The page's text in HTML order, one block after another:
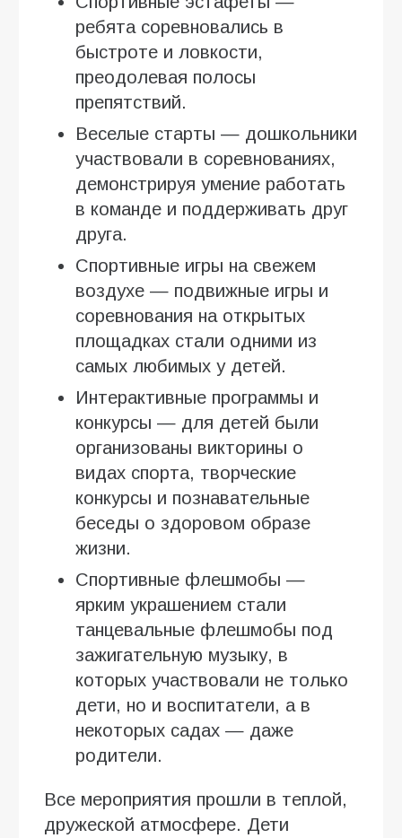
ребята соревновались в
быстроте и ловкости,
преодолевая полосы
препятствий.
Веселые старты — дошкольники
участвовали в соревнованиях,
демонстрируя умение работать
в команде и поддерживать друг
друга.
Спортивные игры на свежем
воздухе — подвижные игры и
соревнования на открытых
площадках стали одними из
самых любимых у детей.
Интерактивные программы и
конкурсы — для детей были
организованы викторины о
видах спорта, творческие
конкурсы и познавательные
беседы о здоровом образе
жизни.
Спортивные флешмобы —
ярким украшением стали
танцевальные флешмобы под
зажигательную музыку, в
которых участвовали не только
дети, но и воспитатели, а в
некоторых садах — даже
родители.
Все мероприятия прошли в теплой,
дружеской атмосфере. Дети